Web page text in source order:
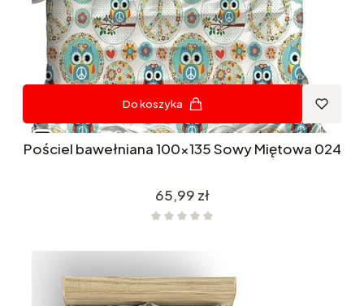
Do koszyka
Pościel bawełniana 100x135 Sowy Miętowa 024
Cena
65,99 zł